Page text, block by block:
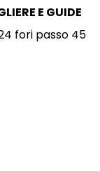
E GUIDE
fori passo 45